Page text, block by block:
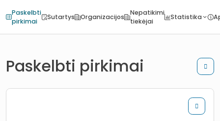
Paskelbti
pirkimai
Sutartys Organizacijos
Nepatikimi
tiekėjai
Statistika
Paskelbti pirkimai